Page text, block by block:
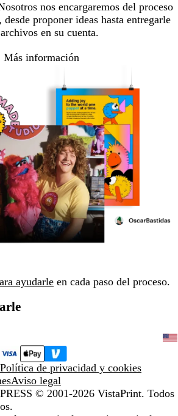
nos encargaremos del proceso
proponer ideas hasta entregarle
en su cuenta.
Más información
ayudarle en cada paso del proceso.
Política de privacidad y cookies
Aviso legal
© 2001-2026 VistaPrint. Todos